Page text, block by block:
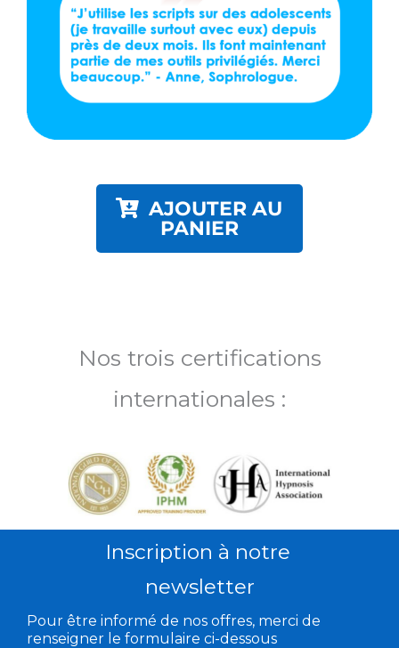
AJOUTER AU
PANIER
Nos trois certifications
internationales :
Inscription à notre
newsletter
Pour être informé de nos offres, merci de
renseigner le formulaire ci-dessous